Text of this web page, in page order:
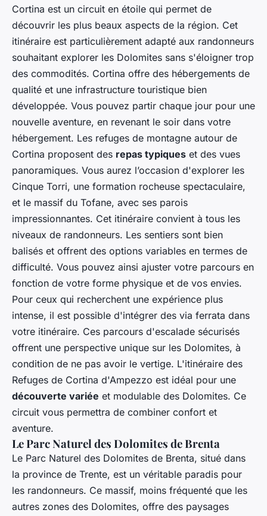
Cortina est un circuit en étoile qui permet de
découvrir les plus beaux aspects de la région. Cet
itinéraire est particulièrement adapté aux randonneurs
souhaitant explorer les Dolomites sans s'éloigner trop
des commodités. Cortina offre des hébergements de
qualité et une infrastructure touristique bien
développée. Vous pouvez partir chaque jour pour une
nouvelle aventure, en revenant le soir dans votre
hébergement. Les refuges de montagne autour de
Cortina proposent des repas typiques et des vues
panoramiques. Vous aurez l’occasion d'explorer les
Cinque Torri, une formation rocheuse spectaculaire,
et le massif du Tofane, avec ses parois
impressionnantes. Cet itinéraire convient à tous les
niveaux de randonneurs. Les sentiers sont bien
balisés et offrent des options variables en termes de
difficulté. Vous pouvez ainsi ajuster votre parcours en
fonction de votre forme physique et de vos envies.
Pour ceux qui recherchent une expérience plus
intense, il est possible d'intégrer des via ferrata dans
votre itinéraire. Ces parcours d'escalade sécurisés
offrent une perspective unique sur les Dolomites, à
condition de ne pas avoir le vertige. L'itinéraire des
Refuges de Cortina d'Ampezzo est idéal pour une
découverte variée et modulable des Dolomites. Ce
circuit vous permettra de combiner confort et
aventure.
Le Parc Naturel des Dolomites de Brenta
Le Parc Naturel des Dolomites de Brenta, situé dans
la province de Trente, est un véritable paradis pour
les randonneurs. Ce massif, moins fréquenté que les
autres zones des Dolomites, offre des paysages